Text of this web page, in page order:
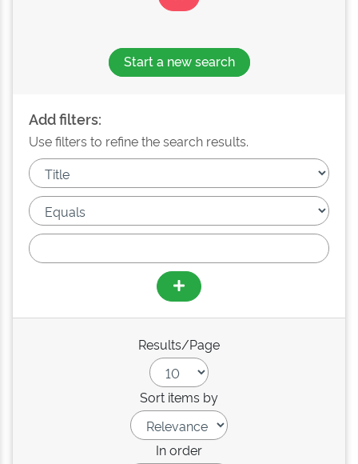
Start a new search
Add filters:
Use filters to refine the search results.
Results/Page
Sort items by
In order